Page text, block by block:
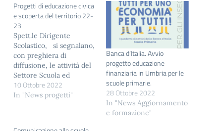
Progetti di educazione civica
e scoperta del territorio 22-
23
Spett.le Dirigente
Scolastico, si segnalano,
con preghiera di
diffusione, le attività del
Settore Scuola ed
Educazione dai FAI –
Fondo per l’Ambiente
10 Ottobre 2022
In "News progetti"
Banca d’Italia. Avvio
progetto educazione
finanziaria in Umbria per le
scuole primarie.
28 Ottobre 2022
In "News Aggiornamento
e formazione"